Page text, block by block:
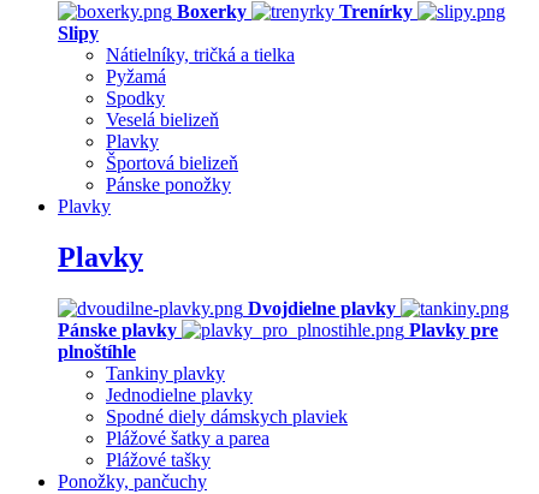
Boxerky
Trenírky
Slipy
Nátielníky, tričká a tielka
Pyžamá
Spodky
Veselá bielizeň
Plavky
Športová bielizeň
Pánske ponožky
Plavky
Plavky
Dvojdielne plavky
Pánske plavky
Plavky pre
plnoštíhle
Tankiny plavky
Jednodielne plavky
Spodné diely dámskych plaviek
Plážové šatky a parea
Plážové tašky
Ponožky, pančuchy